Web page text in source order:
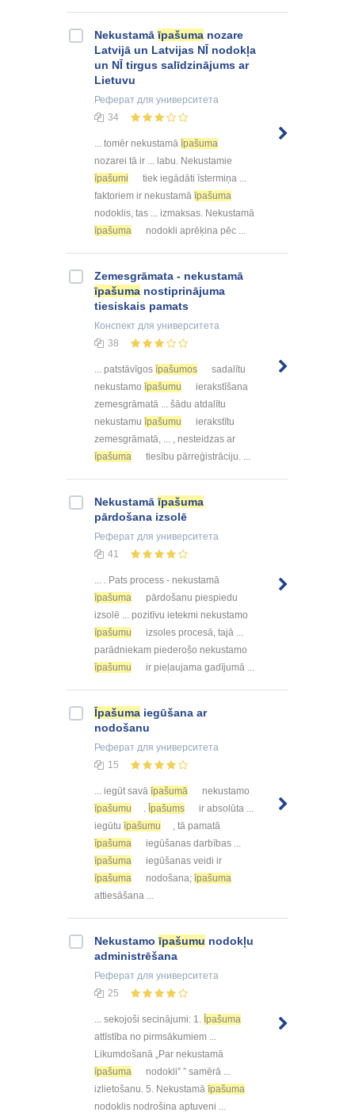
Nekustamāīpašuma nozare
Latvijā un Latvijas NĪ nodokļa
un NĪ tirgus salīdzinājums ar
Lietuvu
Реферат для университета
34
... tomēr nekustamā īpašuma
nozarei tā ir ... labu. Nekustamie
īpašumi
tiek iegādāti īstermiņa ...
faktoriem ir nekustamā īpašuma
nodoklis, tas ... izmaksas. Nekustamā
īpašuma
nodokli aprēķina pēc ...
Zemesgrāmata - nekustamā
īpašuma nostiprinājuma
tiesiskais pamats
Конспект для университета
38
... patstāvīgos īpašumos
sadalītu
nekustamo īpašumu
ierakstīšana
zemesgrāmatā ... šādu atdalītu
nekustamu īpašumu
ierakstītu
zemesgrāmatā, ... , nesteidzas ar
īpašuma
tiesību pārreģistrāciju. ...
Nekustamāīpašuma
pārdošana izsolē
Реферат для университета
41
... . Pats process - nekustamā
īpašuma
pārdošanu piespiedu
izsolē ... pozitīvu ietekmi nekustamo
īpašumu
izsoles procesā, tajā ...
parādniekam piederošo nekustamo
īpašumu
ir pieļaujama gadījumā ...
Īpašuma iegūšana ar
nodošanu
Реферат для университета
15
... iegūt savā īpašumā
nekustamo
īpašumu
Īpašums
ir absolūta ...
iegūtu īpašumu
, tā pamatā
īpašuma
iegūšanas darbības ...
īpašuma
iegūšanas veidi ir
īpašuma
nodošana; īpašuma
attiesāšana ...
Nekustamoīpašumu nodokļu
administrēšana
Реферат для университета
25
... sekojoši secinājumi: 1. Īpašuma
attīstība no pirmsākumiem ...
Likumdošanā „Par nekustamā
īpašuma
nodokli” ” samērā ...
izlietošanu. 5. Nekustamā īpašuma
nodoklis nodrošina aptuveni ...